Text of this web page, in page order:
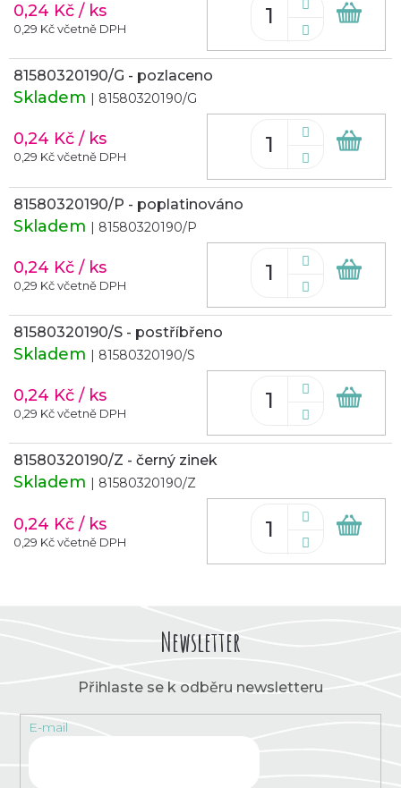
0,24 Kč / ks
0,29 Kč včetně DPH
81580320190/G - pozlaceno
Skladem | 81580320190/G
0,24 Kč / ks
0,29 Kč včetně DPH
81580320190/P - poplatinováno
Skladem | 81580320190/P
0,24 Kč / ks
0,29 Kč včetně DPH
81580320190/S - postříbřeno
Skladem | 81580320190/S
0,24 Kč / ks
0,29 Kč včetně DPH
81580320190/Z - černý zinek
Skladem | 81580320190/Z
0,24 Kč / ks
0,29 Kč včetně DPH
Newsletter
Přihlaste se k odběru newsletteru
E-mail